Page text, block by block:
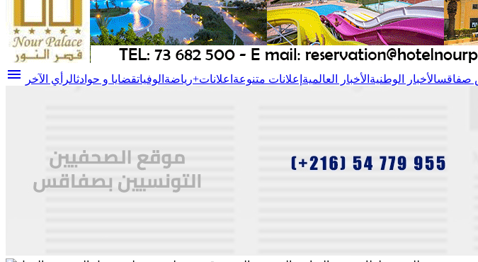
menu صفاقسالأخبار الوطنية الأخبار العالمية إعلانات متنوعة اعلانات+رياضة الوفياتقضايا و حوادثالرأي الآخر